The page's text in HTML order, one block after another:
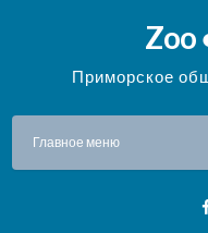
содержимому
Приморское
Главное меню